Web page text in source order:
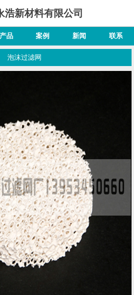
浩新材料有限公司
产品 案例 新闻 联系
泡沫过滤网